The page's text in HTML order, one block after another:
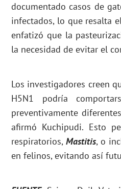
documentado casos de
infectados, lo que resalta
enfatizó que la
la necesidad de evitar el
Los investigadores creen
H5N1 podría
preventivamente
afirmó Kuchipudi. Esto
respiratorios,Mastitis, o
en felinos, evitando así